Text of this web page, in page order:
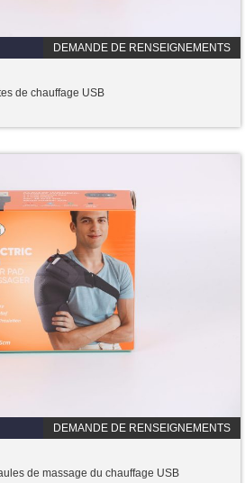
DEMANDE DE RENSEIGNEMENTS
de chauffage USB
DEMANDE DE RENSEIGNEMENTS
de massage du chauffage USB